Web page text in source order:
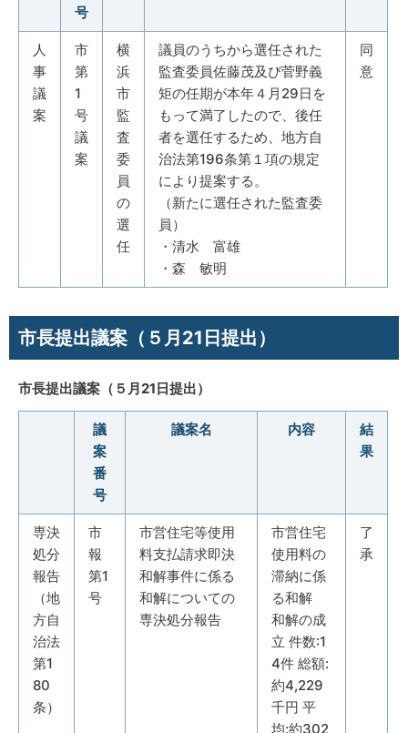
号
人
事
議
案
市
第
1
号
議
案
横
浜
市
監
査
委
員
の
選
任
議員のうちから選任された
監査委員佐藤茂及び菅野義
矩の任期が本年４月29日を
もって満了したので、後任
者を選任するため、地方自
治法第196条第１項の規定
により提案する。
（新たに選任された監査委
員）
・清水 富雄
・森 敏明
同
意
市長提出議案（５月21日提出）
市長提出議案（５月21日提出）
議
案
番
号
議案名 内容
結
果
専決
処分
報告
（地
方自
治法
第1
80
条）
市
報
第1
号
市営住宅等使用
料支払請求即決
和解事件に係る
和解についての
専決処分報告
市営住宅
使用料の
滞納に係
る和解
和解の成
立 件数:1
4件 総額:
約4,229
千円 平
均:約302
了
承